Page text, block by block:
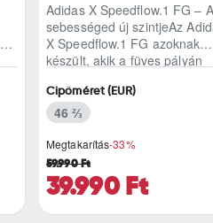
Adidas X Speedflow.1 FG – A
sebességed új szintjeAz
X Speedflow.1 FG azoknak
készült, akik a füves pályán
ritmust diktál..
Megtakarítás-33%
39.990 Ft
59.990 Ft
Cipőméret (EUR)
46 ⅔